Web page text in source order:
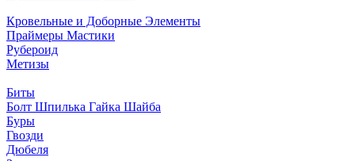
Кровельные и Доборные Элементы
Праймеры Мастики
Рубероид
Метизы
Биты
Болт Шпилька Гайка Шайба
Буры
Гвозди
Дюбеля